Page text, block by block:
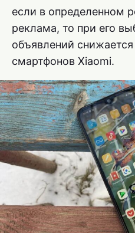
если в определенном
реклама, то при его
объявлений
смартфонов Xiaomi.